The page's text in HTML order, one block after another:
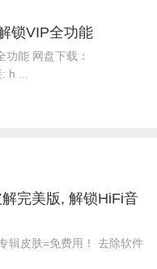
锁VIP全功能
能 网盘下载：
h ...
完美版, 解锁HiFi音
辑皮肤=免费用！ 去除软件